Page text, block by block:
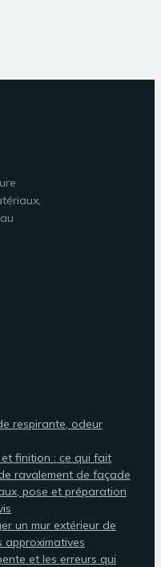
respirante, odeur
finition : ce qui fait
ravalement de façade
pose et préparation
un mur extérieur de
approximatives
et les erreurs qui